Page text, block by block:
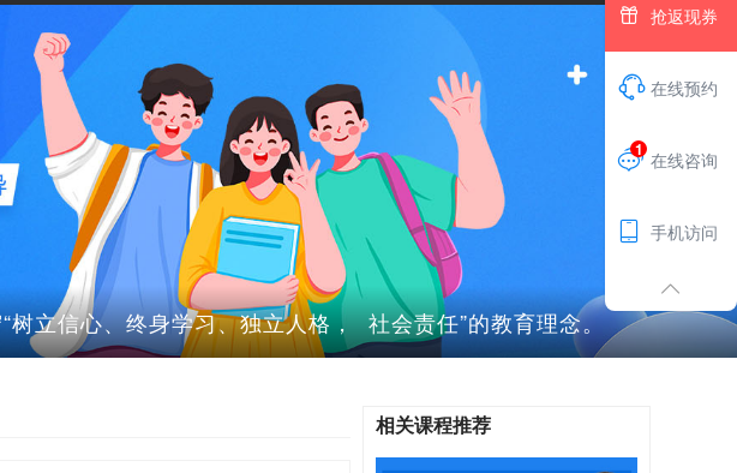
树立信心、终身学习、独立人格， 社会责任”的教育理念。
相关课程推荐
 抢返现券
 在线预约

1 在线咨询
 手机访问